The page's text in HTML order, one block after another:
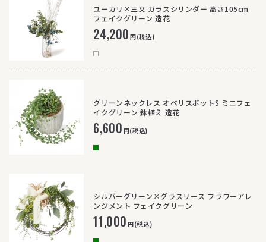
ユーカリ×三又 ガラスシリンダー 高さ105cm
フェイクグリーン 造花
24,200円(税込)
グリーンネックレス オベリスポットS ミニフェ
イクグリーン 鉢植え 造花
6,600円(税込)
シルバーグリーン×グラスリース フラワーアレ
ンジメント フェイクグリーン
11,000円(税込)